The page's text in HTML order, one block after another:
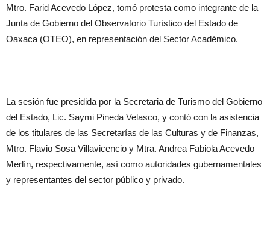
Mtro. Farid Acevedo López, tomó protesta como integrante de la
Junta de Gobierno del Observatorio Turístico del Estado de
Oaxaca (OTEO), en representación del Sector Académico.
La sesión fue presidida por la Secretaria de Turismo del Gobierno
del Estado, Lic. Saymi Pineda Velasco, y contó con la asistencia
de los titulares de las Secretarías de las Culturas y de Finanzas,
Mtro. Flavio Sosa Villavicencio y Mtra. Andrea Fabiola Acevedo
Merlín, respectivamente, así como autoridades gubernamentales
y representantes del sector público y privado.